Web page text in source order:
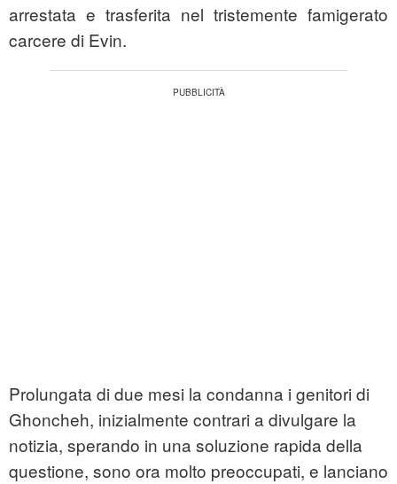
arrestata e trasferita nel tristemente famigerato
carcere di Evin.
Prolungata di due mesi la condanna i genitori di
Ghoncheh, inizialmente contrari a divulgare la
notizia, sperando in una soluzione rapida della
questione, sono ora molto preoccupati, e lanciano